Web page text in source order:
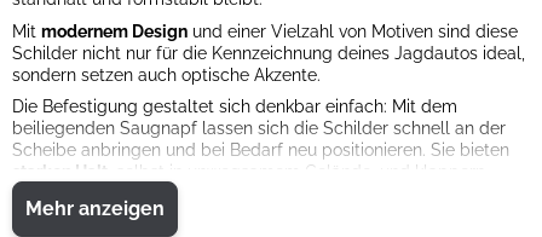
Mit modernem Design und einer Vielzahl von Motiven sind diese
Schilder nicht nur für die Kennzeichnung deines Jagdautos ideal,
sondern setzen auch optische Akzente.
Die Befestigung gestaltet sich denkbar einfach: Mit dem
beiliegenden Saugnapf lassen sich die Schilder schnell an der
Scheibe anbringen und bei Bedarf neu positionieren. Sie bieten
starken Halt
, selbst in unwegsamem Gelände, und klappern
nicht.
Bitte beachte jedoch, dass die Schilder nicht im direkten
Mehr anzeigen